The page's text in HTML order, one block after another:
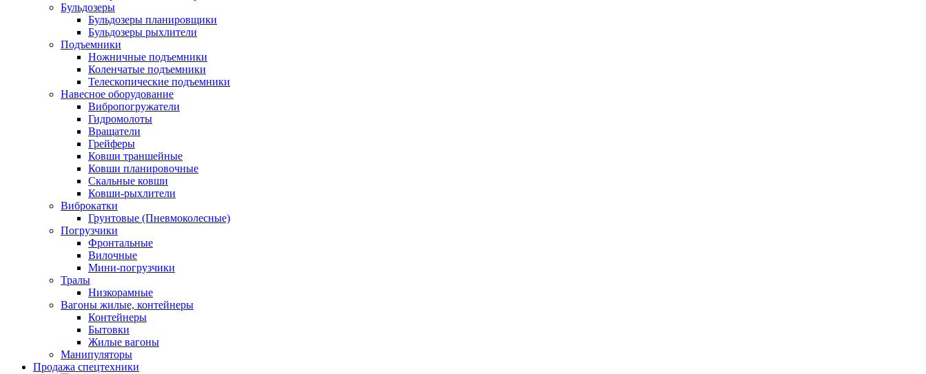
Бульдозеры
Бульдозеры планировщики
Бульдозеры рыхлители
Подъемники
Ножничные подъемники
Коленчатые подъемники
Телескопические подъемники
Навесное оборудование
Вибропогружатели
Гидромолоты
Вращатели
Грейферы
Ковши траншейные
Ковши планировочные
Скальные ковши
Ковши-рыхлители
Виброкатки
Грунтовые (Пневмоколесные)
Погрузчики
Фронтальные
Вилочные
Мини-погрузчики
Тралы
Низкорамные
Вагоны жилые, контейнеры
Контейнеры
Бытовки
Жилые вагоны
Манипуляторы
Продажа спецтехники